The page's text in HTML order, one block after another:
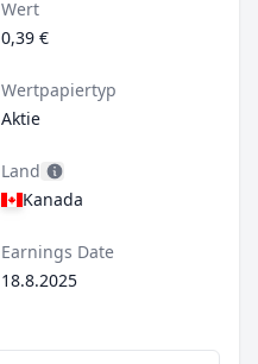
Wert
0,39 €
Wertpapiertyp
Aktie
Land
Kanada
Earnings Date
18.8.2025